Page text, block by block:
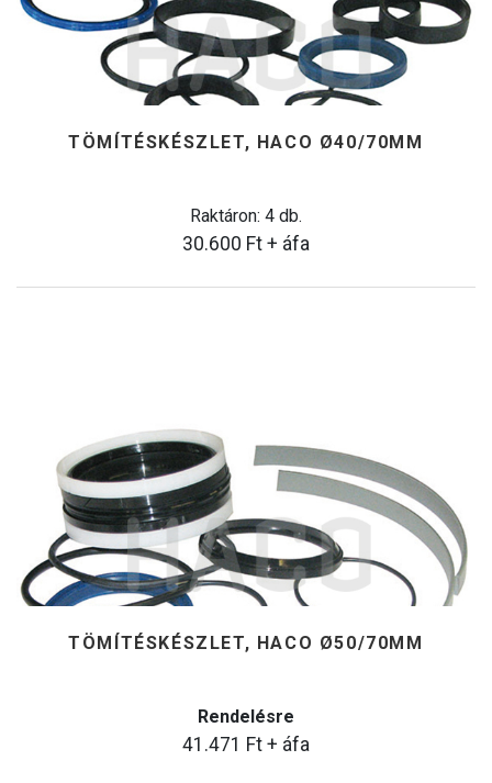
TÖMÍTÉSKÉSZLET, HACO Ø40/70MM
Raktáron: 4 db.
30.600 Ft + áfa
TÖMÍTÉSKÉSZLET, HACO Ø50/70MM
Rendelésre
41.471 Ft + áfa